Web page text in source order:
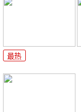
最热